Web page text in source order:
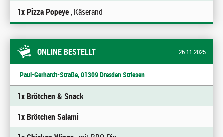
1x Pizza Popeye, Käserand
ONLINE BESTELLT 26.11.2025
Paul-Gerhardt-Straße, 01309 Dresden Striesen
1x Brötchen & Snack
1x Brötchen Salami